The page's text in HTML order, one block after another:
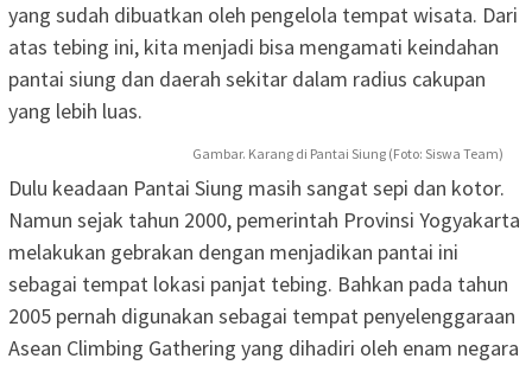
yang sudah dibuatkan oleh pengelola tempat wisata. Dari
atas tebing ini, kita menjadi bisa mengamati keindahan
pantai siung dan daerah sekitar dalam radius cakupan
yang lebih luas.
Gambar. Karang di Pantai Siung (Foto: Siswa Team)
Dulu keadaan Pantai Siung masih sangat sepi dan kotor.
Namun sejak tahun 2000, pemerintah Provinsi Yogyakarta
melakukan gebrakan dengan menjadikan pantai ini
sebagai tempat lokasi panjat tebing. Bahkan pada tahun
2005 pernah digunakan sebagai tempat penyelenggaraan
Asean Climbing Gathering yang dihadiri oleh enam negara